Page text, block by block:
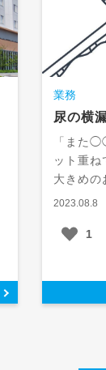
業務
尿の横
「また
ット重ね
大きめの
2023.08.8
1